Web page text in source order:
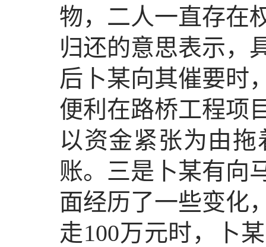
物，二人一直存在
归还的意思表示，
后卜某向其催要时
便利在路桥工程项
以资金紧张为由
账。三是卜某有向
面经历了一些变化
走100万元时，卜